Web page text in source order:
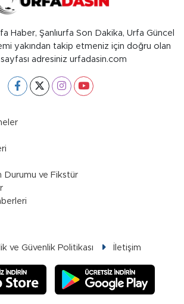
Haber, Şanlıurfa Son Dakika, Urfa Güncel
yakından takip etmeniz için doğru olan
adresiniz urfadasin.com
Durumu ve Fikstür
ve Güvenlik Politikası İletişim